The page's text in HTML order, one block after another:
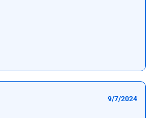
9/7/2024